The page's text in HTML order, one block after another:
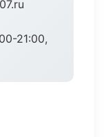
21:00,